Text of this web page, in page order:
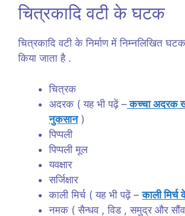
चित्रकादि वटी के घटक
चित्रकादि वटी के निर्माण में निम्नलिखित
किया जाता है .
चित्रक
अदरक ( यह भी पढ़ें –कच्चा अदरक
नुकसान)
पिप्पली
पिप्पली मूल
यवक्षार
सर्जिक्षार
काली मिर्च ( यह भी पढ़ें –काली
नमक ( सैन्धव , विड , समुद्र और